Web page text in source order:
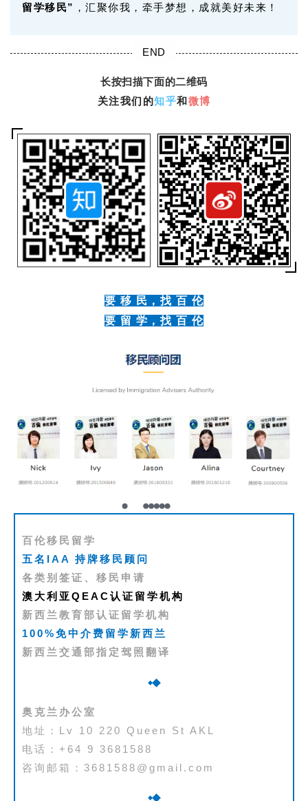
资
民
家
庭
团
留
学
访
签
澳
加
美
英
关
伦
留学移民” ，汇聚你我，牵手梦想，成就美好未来！
END
长按扫描下面的二维码
关注我们的知乎和微博
要 移 民，找 百 伦
要 留 学，找 百 伦
百伦移民留学
五名IAA 持牌移民顾问
各类别签证、移民申请
澳大利亚QEAC认证留学机构
新西兰教育部认证留学机构
100%免中介费留学新西兰
新西兰交通部指定驾照翻译
奥克兰办公室
地址：Lv 10 220 Queen St AKL
电话：+64 9 3681588
咨询邮箱：3681588@gmail.com